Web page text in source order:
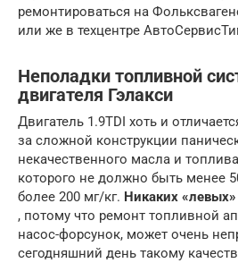
ремонтироваться на
или же в техцентре
Неполадки топливной
двигателя Гэлакси
Двигатель 1.9TDI хоть и
за сложной конструкции
некачественного масла и
которого не должно быть менее
более 200 мг/кг. Никаких «левых»
, потому что ремонт топливной
насос-форсунок, может очень
сегодняшний день такому